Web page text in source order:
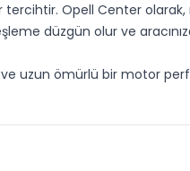
tercihtir. Opell Center
düzgün olur ve
ve uzun ömürlü bir motor